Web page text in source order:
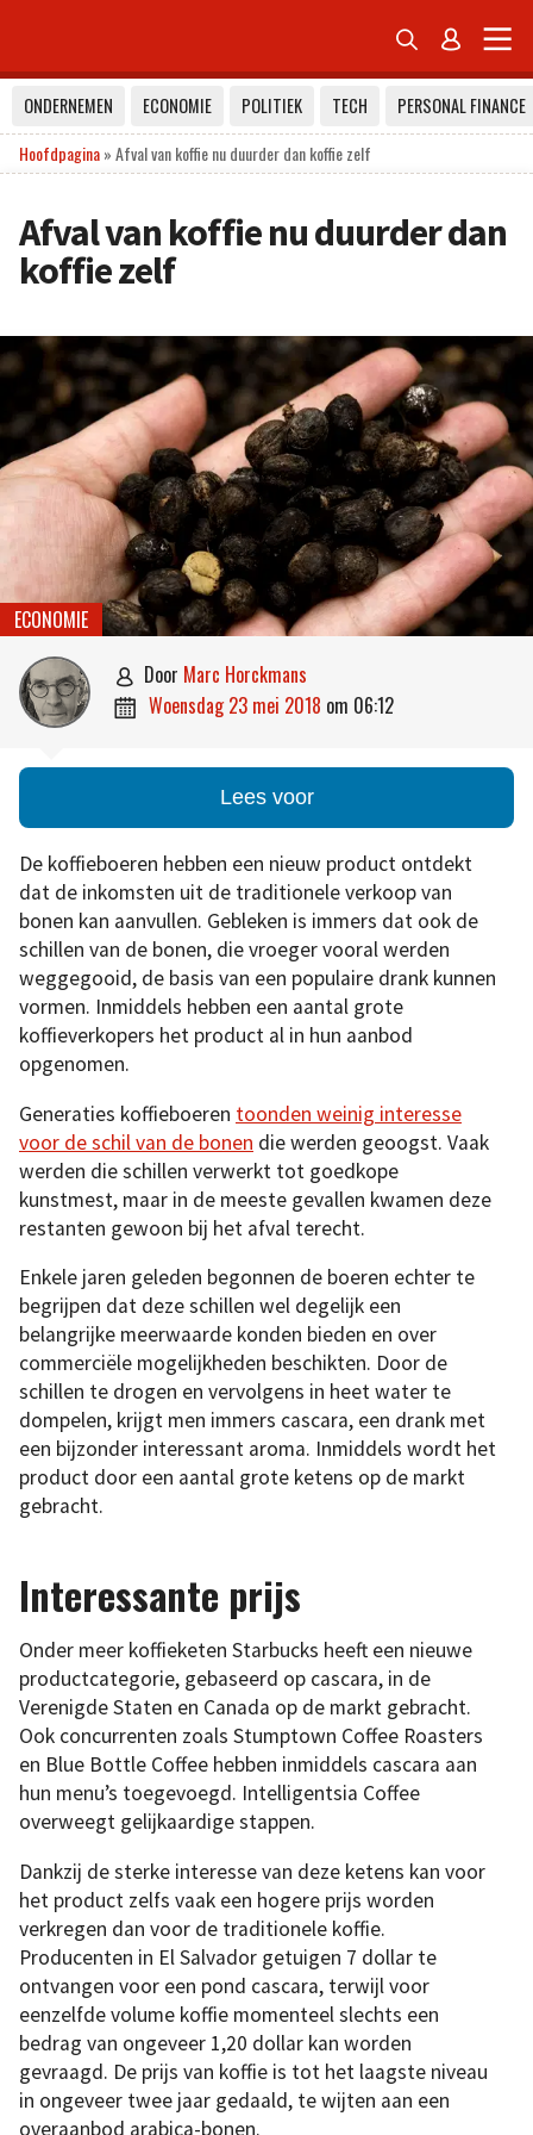
 
ONDERNEMEN ECONOMIE POLITIEK TECH
PERSONAL FINANCE
Hoofdpagina»Afval van koffie nu duurder dan koffie zelf
Afval van koffie nu duurder dan
koffie zelf
ECONOMIE
 door Marc Horckmans
 woensdag 23 mei 2018 om 06:12
Lees voor
De koffieboeren hebben een nieuw product ontdekt
dat de inkomsten uit de traditionele verkoop van
bonen kan aanvullen. Gebleken is immers dat ook de
schillen van de bonen, die vroeger vooral werden
weggegooid, de basis van een populaire drank kunnen
vormen. Inmiddels hebben een aantal grote
koffieverkopers het product al in hun aanbod
opgenomen.
Generaties koffieboeren toonden weinig interesse
voor de schil van de bonen die werden geoogst. Vaak
werden die schillen verwerkt tot goedkope
kunstmest, maar in de meeste gevallen kwamen deze
restanten gewoon bij het afval terecht.
Enkele jaren geleden begonnen de boeren echter te
begrijpen dat deze schillen wel degelijk een
belangrijke meerwaarde konden bieden en over
commerciële mogelijkheden beschikten. Door de
schillen te drogen en vervolgens in heet water te
dompelen, krijgt men immers cascara, een drank met
een bijzonder interessant aroma. Inmiddels wordt het
product door een aantal grote ketens op de markt
gebracht.
Interessante prijs
Onder meer koffieketen Starbucks heeft een nieuwe
productcategorie, gebaseerd op cascara, in de
Verenigde Staten en Canada op de markt gebracht.
Ook concurrenten zoals Stumptown Coffee Roasters
en Blue Bottle Coffee hebben inmiddels cascara aan
hun menu’s toegevoegd. Intelligentsia Coffee
overweegt gelijkaardige stappen.
Dankzij de sterke interesse van deze ketens kan voor
het product zelfs vaak een hogere prijs worden
verkregen dan voor de traditionele koffie.
Producenten in El Salvador getuigen 7 dollar te
ontvangen voor een pond cascara, terwijl voor
eenzelfde volume koffie momenteel slechts een
bedrag van ongeveer 1,20 dollar kan worden
gevraagd. De prijs van koffie is tot het laagste niveau
in ongeveer twee jaar gedaald, te wijten aan een
overaanbod arabica-bonen.